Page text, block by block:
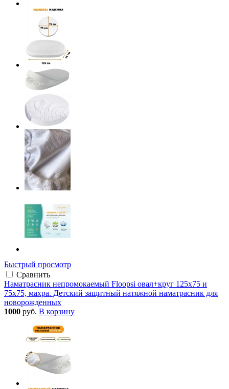
Быстрый просмотр
Сравнить
Наматрасник непромокаемый Floopsi овал+круг 125х75 и
75х75, махра. Детский защитный натяжной наматрасник для
новорожденных
1000 руб. В корзину